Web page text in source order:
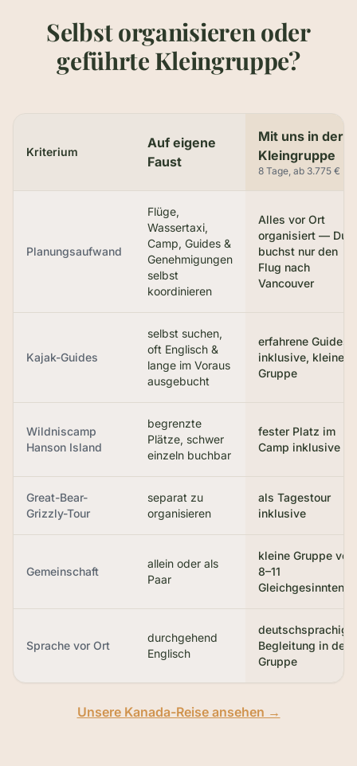
Selbst organisieren oder
geführte Kleingruppe?
Kriterium
Auf eigene
Faust
Mit uns in der
Kleingruppe
8 Tage, ab 3.775 €
Planungsaufwand
Flüge,
Wassertaxi,
Camp, Guides &
Genehmigungen
selbst
koordinieren
Alles vor Ort
organisiert — Du
buchst nur den
Flug nach
Vancouver
Kajak-Guides
selbst suchen,
oft Englisch &
lange im Voraus
ausgebucht
erfahrene Guides
inklusive, kleine
Gruppe
Wildniscamp
Hanson Island
begrenzte
Plätze, schwer
einzeln buchbar
fester Platz im
Camp inklusive
Great-Bear-
Grizzly-Tour
separat zu
organisieren
als Tagestour
inklusive
Gemeinschaft
allein oder als
Paar
kleine Gruppe von
8–11
Gleichgesinnten
Sprache vor Ort
durchgehend
Englisch
deutschsprachige
Begleitung in der
Gruppe
Unsere Kanada-Reise ansehen →